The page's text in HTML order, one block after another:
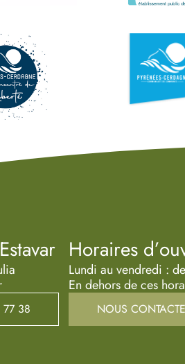
38
Horaires
Lundi au vendredi :
En dehors de ces
NOUS